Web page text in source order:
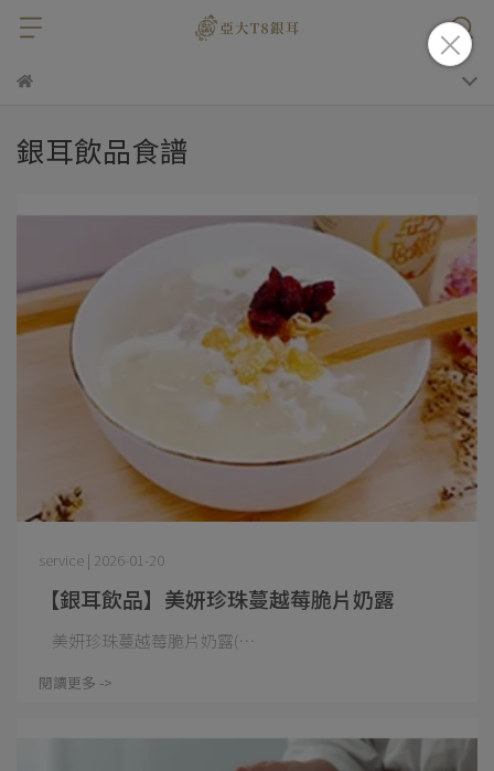
銀耳飲品食譜
【銀耳飲品】美妍珍珠蔓越莓脆片奶露
service | 2026-01-20
美妍珍珠蔓越莓脆片奶露(⋯
閱讀更多 ->